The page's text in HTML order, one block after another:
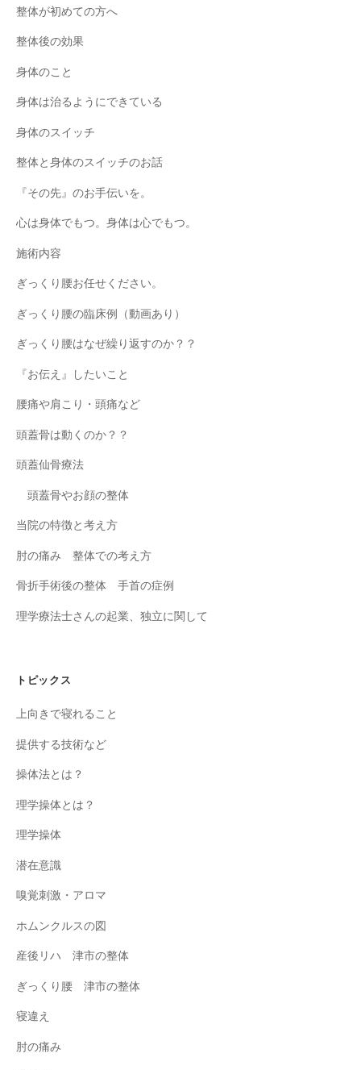
整体が初めての方へ
整体後の効果
身体のこと
身体は治るようにできている
身体のスイッチ
整体と身体のスイッチのお話
『その先』のお手伝いを。
心は身体でもつ。身体は心でもつ。
施術内容
ぎっくり腰お任せください。
ぎっくり腰の臨床例（動画あり）
ぎっくり腰はなぜ繰り返すのか？？
『お伝え』したいこと
腰痛や肩こり・頭痛など
頭蓋骨は動くのか？？
頭蓋仙骨療法
頭蓋骨やお顔の整体
当院の特徴と考え方
肘の痛み 整体での考え方
骨折手術後の整体 手首の症例
理学療法士さんの起業、独立に関して
トピックス
上向きで寝れること
提供する技術など
操体法とは？
理学操体とは？
理学操体
潜在意識
嗅覚刺激・アロマ
ホムンクルスの図
産後リハ 津市の整体
ぎっくり腰 津市の整体
寝違え
肘の痛み